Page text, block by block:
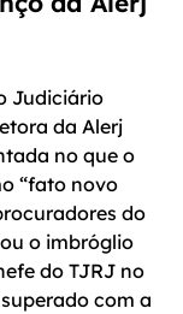
Judiciário
da Alerj
no que o
“fato novo
do
o imbróglio
do TJRJ no
com a